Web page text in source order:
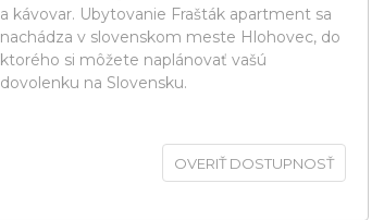
a kávovar. Ubytovanie Frašták apartment sa
nachádza v slovenskom meste Hlohovec, do
ktorého si môžete naplánovať vašú
dovolenku na Slovensku.
OVERIŤ DOSTUPNOSŤ